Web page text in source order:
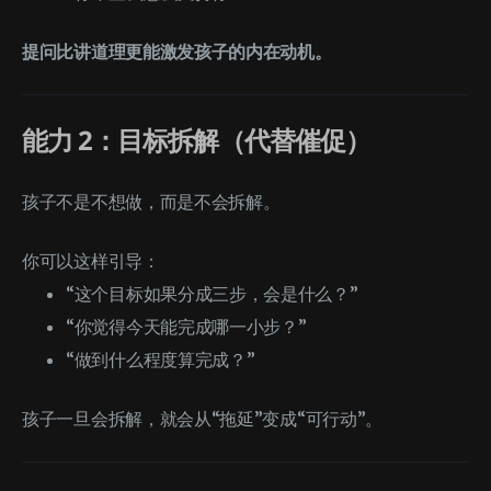
提问比讲道理更能激发孩子的内在动机。
能力 2：目标拆解（代替催促）
孩子不是不想做，而是不会拆解。
你可以这样引导：
“这个目标如果分成三步，会是什么？”
“你觉得今天能完成哪一小步？”
“做到什么程度算完成？”
孩子一旦会拆解，就会从“拖延”变成“可行动”。